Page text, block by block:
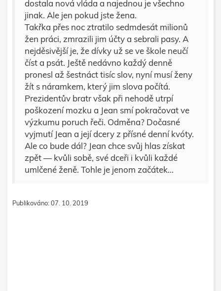
dostala nová vláda a najednou je všechno
jinak. Ale jen pokud jste žena.
Takřka přes noc ztratilo sedmdesát milionů
žen práci, zmrazili jim účty a sebrali pasy. A
nejděsivější je, že dívky už se ve škole neučí
číst a psát. Ještě nedávno každý denně
pronesl až šestnáct tisíc slov, nyní musí ženy
žít s náramkem, který jim slova počítá.
Prezidentův bratr však při nehodě utrpí
poškození mozku a Jean smí pokračovat ve
výzkumu poruch řeči. Odměna? Dočasné
vyjmutí Jean a její dcery z přísné denní kvóty.
Ale co bude dál? Jean chce svůj hlas získat
zpět — kvůli sobě, své dceři i kvůli každé
umlčené ženě. Tohle je jenom začátek…
Publikováno: 07. 10. 2019